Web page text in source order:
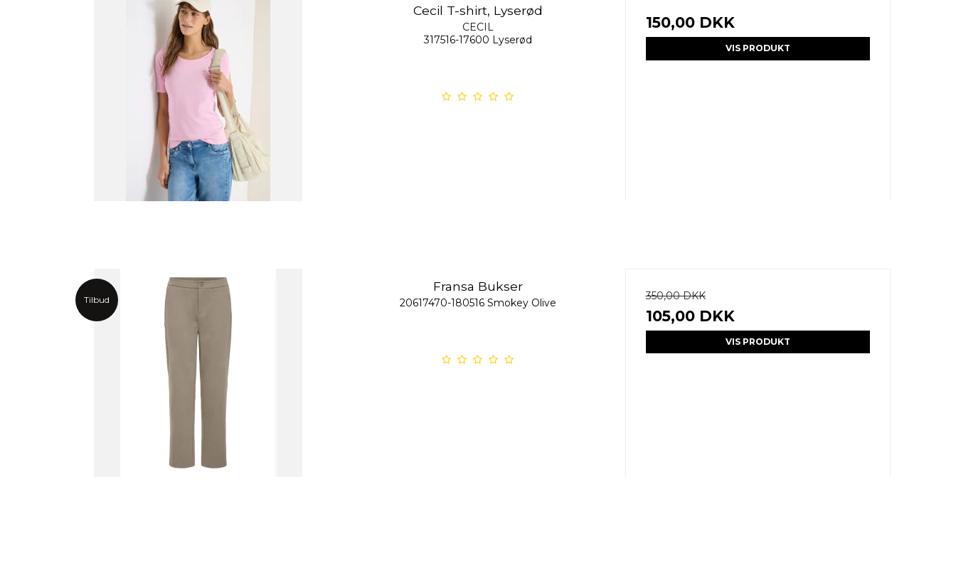
Cecil T-shirt, Lyserød
CECIL
317516-17600 Lyserød
150,00 DKK
VIS PRODUKT
Tilbud
Fransa Bukser
20617470-180516 Smokey Olive
350,00 DKK
105,00 DKK
VIS PRODUKT